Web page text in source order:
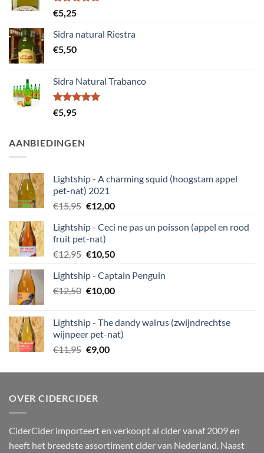
Gewaardeerd
5.00
€5,25
Sidra natural Riestra
€5,50
Sidra Natural Trabanco
Gewaardeerd
5.00
€5,95
AANBIEDINGEN
Lightship - A charming squid (hoogstam appel
pet-nat) 2021
€15,95 Oorspronkelijke
was:
€15,95.
€12,00Huidige
is:
Lightship - Ceci ne pas un poisson (appel en rood
fruit pet-nat)
€12,95 Oorspronkelijke
was:
€12,95.
€10,50Huidige
is:
€10,50.
Lightship - Captain Penguin
€12,50 Oorspronkelijke
€12,50.
€10,00Huidige
€10,00.
Lightship - The dandy walrus (zwijndrechtse
wijnpeer pet-nat)
€11,95 Oorspronkelijke
was:
€9,00Huidige
is:
OVER CIDERCIDER
CiderCider importeert en verkoopt al cider vanaf 2009 en
heeft het breedste assortiment cider van Nederland. Naast